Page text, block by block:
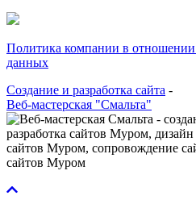
Политика компании в
данных
Создание и разработка сайта -
Веб-мастерская "Смальта"